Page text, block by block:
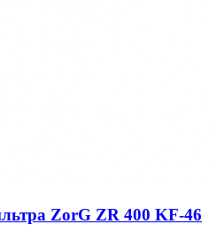
ZorG ZR 400 KF-46